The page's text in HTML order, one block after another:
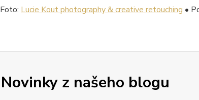
Foto: Lucie Kout photography & creative retouching •
Novinky z našeho blogu